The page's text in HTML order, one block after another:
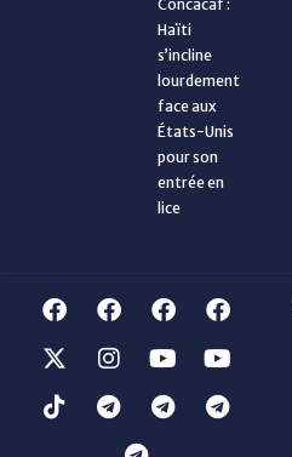
Concacaf :
Haïti
s’incline
lourdement
face aux
États-Unis
pour son
entrée en
lice